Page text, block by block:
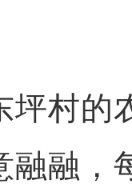
村的
融融，